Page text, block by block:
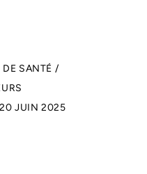
SANTÉ /
JUIN 2025